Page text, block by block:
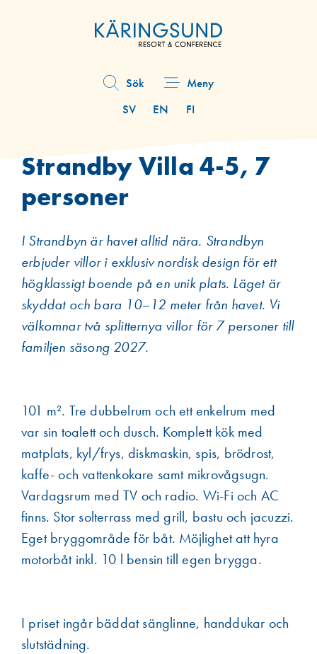
Åtgärdsmeny
Sök
Meny
SV
EN FI
Strandby Villa 4-5, 7
personer
I Strandbyn är havet alltid nära. Strandbyn
erbjuder villor i exklusiv nordisk design för ett
högklassigt boende på en unik plats. Läget är
skyddat och bara 10–12 meter från havet. Vi
välkomnar två splitternya villor för 7 personer till
familjen säsong 2027.
101 m². Tre dubbelrum och ett enkelrum med
var sin toalett och dusch. Komplett kök med
matplats, kyl/frys, diskmaskin, spis, brödrost,
kaffe- och vattenkokare samt mikrovågsugn.
Vardagsrum med TV och radio. Wi-Fi och AC
finns. Stor solterrass med grill, bastu och jacuzzi.
Eget bryggområde för båt. Möjlighet att hyra
motorbåt inkl. 10 l bensin till egen brygga.
I priset ingår bäddat sänglinne, handdukar och
slutstädning.